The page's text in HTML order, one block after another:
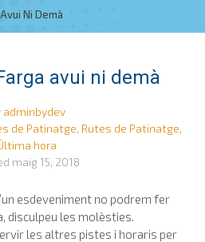
Ni Demà
avui ni demà
adminbydev
de Patinatge, Rutes de Patinatge,
hora
maig 15, 2018
esdeveniment no podrem fer
disculpeu les molèsties.
les altres pistes i horaris per